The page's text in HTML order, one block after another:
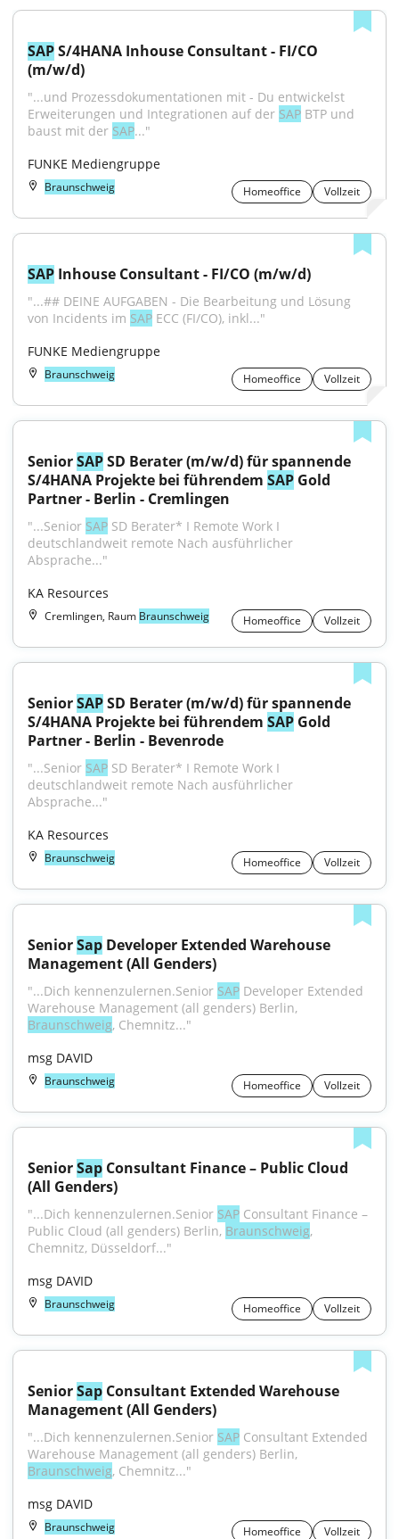
SAP S/4HANA Inhouse Consultant - FI/CO
(m/w/d)
"...und Prozessdokumentationen mit - Du entwickelst
Erweiterungen und Integrationen auf der SAP BTP und
baust mit der SAP..."
FUNKE Mediengruppe
Braunschweig Homeoffice Vollzeit
SAP Inhouse Consultant - FI/CO (m/w/d)
"...## DEINE AUFGABEN - Die Bearbeitung und Lösung
von Incidents im SAP ECC (FI/CO), inkl..."
FUNKE Mediengruppe
Braunschweig Homeoffice Vollzeit
Senior SAP SD Berater (m/w/d) für spannende
S/4HANA Projekte bei führendem SAP Gold
Partner - Berlin - Cremlingen
"...Senior SAP SD Berater* I Remote Work I
deutschlandweit remote Nach ausführlicher
Absprache..."
KA Resources
Cremlingen, Raum Braunschweig Homeoffice Vollzeit
Senior SAP SD Berater (m/w/d) für spannende
S/4HANA Projekte bei führendem SAP Gold
Partner - Berlin - Bevenrode
"...Senior SAP SD Berater* I Remote Work I
deutschlandweit remote Nach ausführlicher
Absprache..."
KA Resources
Braunschweig Homeoffice Vollzeit
Senior Sap Developer Extended Warehouse
Management (All Genders)
"...Dich kennenzulernen.Senior SAP Developer Extended
Braunschweig, Chemnitz..."
msg DAVID
Braunschweig Homeoffice Vollzeit
Senior Sap Consultant Finance – Public Cloud
(All Genders)
"...Dich kennenzulernen.Senior SAP Consultant Finance –
Public Cloud (all genders) Berlin, Braunschweig,
Chemnitz, Düsseldorf..."
msg DAVID
Braunschweig Homeoffice Vollzeit
Senior Sap Consultant Extended Warehouse
Management (All Genders)
"...Dich kennenzulernen.Senior SAP Consultant Extended
Braunschweig, Chemnitz..."
msg DAVID
Braunschweig Homeoffice Vollzeit